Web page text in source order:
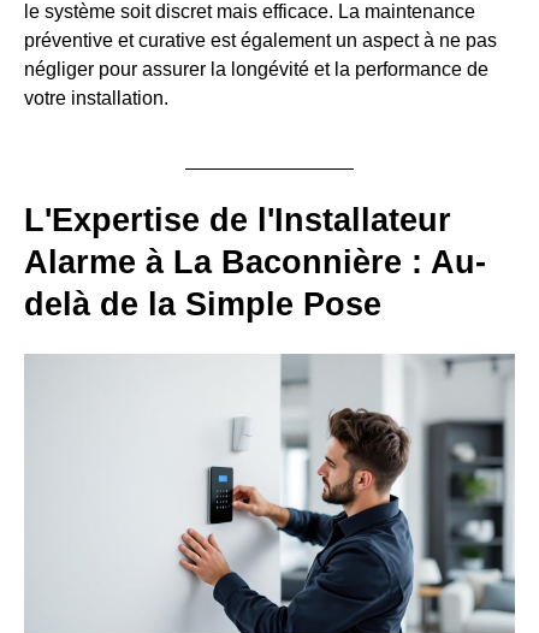
le système soit discret mais efficace. La maintenance
préventive et curative est également un aspect à ne pas
négliger pour assurer la longévité et la performance de
votre installation.
L'Expertise de l'Installateur
Alarme à La Baconnière : Au-
delà de la Simple Pose